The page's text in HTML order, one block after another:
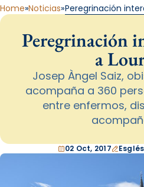
Home Noticias Peregrinación
Peregrinación
a
Josep Àngel Saiz,
acompaña a 360
entre enfermos,
02 Oct, 2017